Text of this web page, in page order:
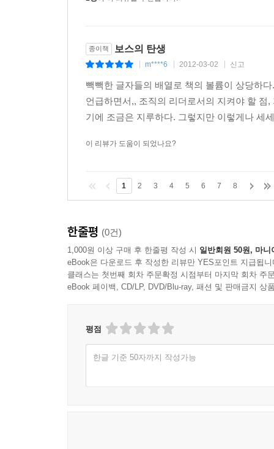
종이책 보스의 탄생
m****6 2012-03-02 신고
빽빽한 글자들의 배열로 책의 볼륨이 상당하
언급하면서,, 조직의 리더로서의 지켜야 할
기에 조금은 지루하다. 그렇지만 이렇게나 세
이 리뷰가 도움이 되었나요?
1 2 3 4 5 6 7 8
한줄평 (0건)
1,000원 이상 구매 후 한줄평 작성 시 일반회원 50원, 마니
eBook은 다운로드 후 작성한 리뷰만 YES포인트 지급됩니
클래스는 첫번째 회차 주문확정 시점부터 마지막 회차 주
eBook 페이백, CD/LP, DVD/Blu-ray, 패션 및 판매금지 상
평점
한글 기준 50자까지 작성가능